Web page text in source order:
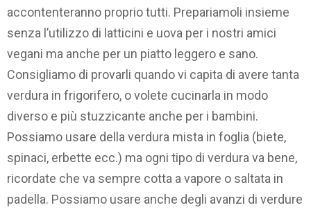
accontenteranno proprio tutti. Prepariamoli insieme
senza l’utilizzo di latticini e uova per i nostri amici
vegani ma anche per un piatto leggero e sano.
Consigliamo di provarli quando vi capita di avere tanta
verdura in frigorifero, o volete cucinarla in modo
diverso e più stuzzicante anche per i bambini.
Possiamo usare della verdura mista in foglia (biete,
spinaci, erbette ecc.) ma ogni tipo di verdura va bene,
ricordate che va sempre cotta a vapore o saltata in
padella. Possiamo usare anche degli avanzi di verdure